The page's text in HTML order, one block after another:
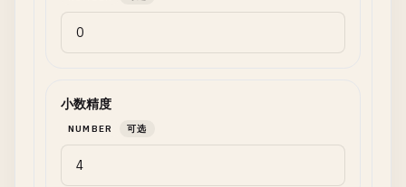
小数精度
NUMBER 可选